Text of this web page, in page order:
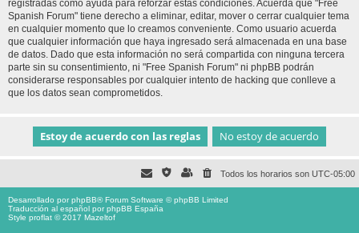
registradas como ayuda para reforzar estas condiciones. Acuerda que "Free
Spanish Forum" tiene derecho a eliminar, editar, mover o cerrar cualquier tema
en cualquier momento que lo creamos conveniente. Como usuario acuerda
que cualquier información que haya ingresado será almacenada en una base
de datos. Dado que esta información no será compartida con ninguna tercera
parte sin su consentimiento, ni "Free Spanish Forum" ni phpBB podrán
considerarse responsables por cualquier intento de hacking que conlleve a
que los datos sean comprometidos.
Todos los horarios son UTC-05:00
Desarrollado porphpBB® Forum Software © phpBB Limited
Traducción al español porphpBB España
Style proflat © 2017 Mazeltof